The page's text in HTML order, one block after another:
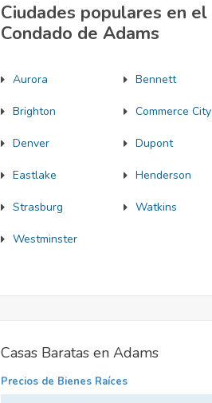
Ciudades populares en el
Condado de Adams
Aurora Bennett
Brighton Commerce City
Denver Dupont
Eastlake Henderson
Strasburg Watkins
Westminster
Casas Baratas en Adams
Precios de Bienes Raíces